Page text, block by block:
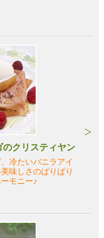
のクリスティヤン
冷たいバニラアイ
味しさのぱりぱり
モニー♪